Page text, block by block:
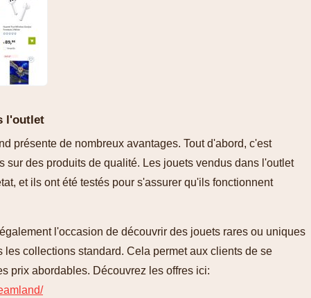
l'outlet
présente de nombreux avantages. Tout d'abord, c'est
sur des produits de qualité. Les jouets vendus dans l'outlet
et ils ont été testés pour s'assurer qu'ils fonctionnent
l'occasion de découvrir des jouets rares ou uniques
collections standard. Cela permet aux clients de se
prix abordables. Découvrez les offres ici: